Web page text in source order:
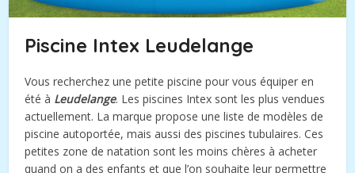
Piscine Intex Leudelange
Vous recherchez une petite piscine pour vous équiper en
été à Leudelange. Les piscines Intex sont les plus vendues
actuellement. La marque propose une liste de modèles de
piscine autoportée, mais aussi des piscines tubulaires. Ces
petites zone de natation sont les moins chères à acheter
quand on a des enfants et que l’on souhaite leur permettre